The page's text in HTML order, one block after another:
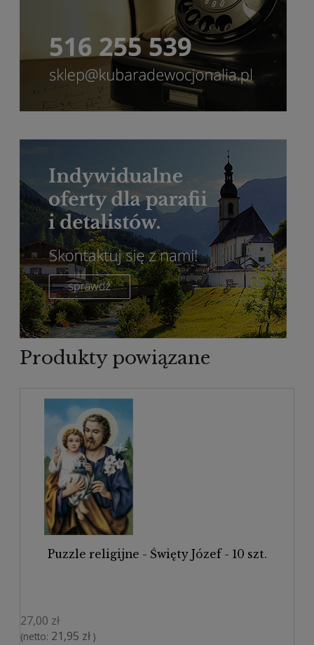
Produkty powiązane
Puzzle religijne - Święty Józef - 10 szt.
27,00 zł
(netto: 21,95 zł )